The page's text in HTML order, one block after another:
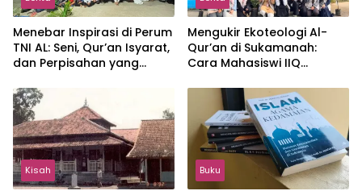
Menebar Inspirasi di Perum
TNI AL: Seni, Qur’an Isyarat,
dan Perpisahan yang
Mengukir Ekoteologi Al-
Qur’an di Sukamanah:
Cara Mahasiswi IIQ
Jonggol
Kisah Buku